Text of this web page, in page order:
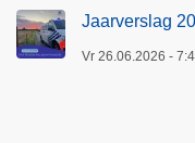
Jaarverslag
Vr 26.06.2026 -